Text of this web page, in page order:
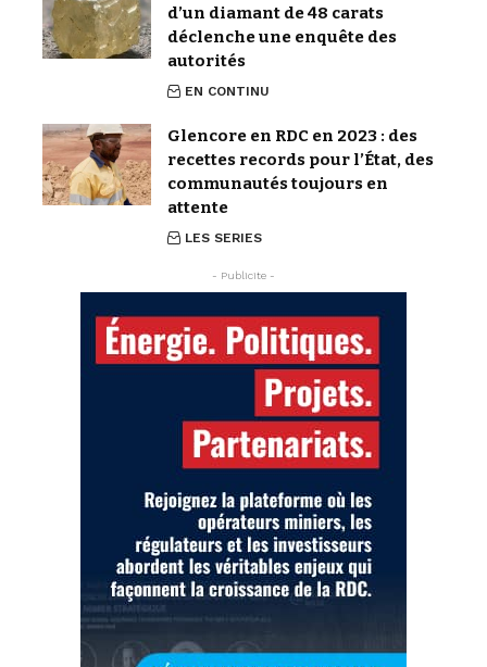
d’un diamant de 48 carats
déclenche une enquête des
autorités
EN CONTINU
Glencore en RDC en 2023 : des
recettes records pour l’État, des
communautés toujours en
attente
LES SERIES
- Publicite -